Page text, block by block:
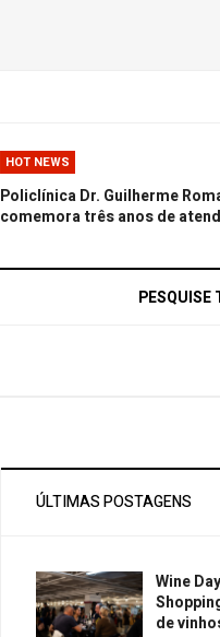
HOT NEWS
Policlínica Dr. Guilherme
comemora três anos de
PESQUISE
ÚLTIMAS POSTAGENS
Wine
de